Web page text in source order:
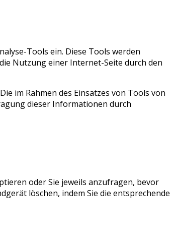
Tools ein. Diese Tools werden
Nutzung einer Internet-Seite durch den
im Rahmen des Einsatzes von Tools von
dieser Informationen durch
oder Sie jeweils anzufragen, bevor
löschen, indem Sie die entsprechende